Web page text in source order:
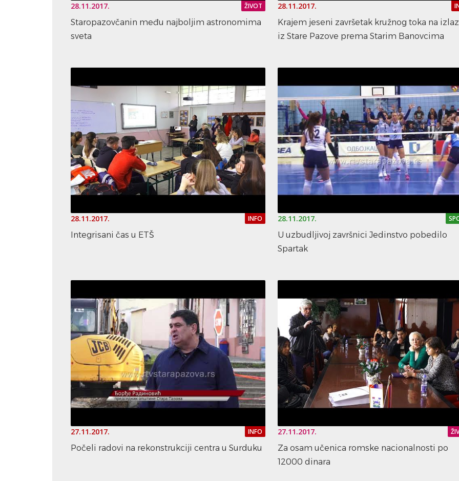
28.11.2017. ŽIVOT
Staropazovčanin među najboljim astronomima
sveta
28.11.2017.
Krajem jeseni završetak kružnog toka na
iz Stare Pazove prema Starim Banovcima
28.11.2017. INFO
Integrisani čas u ETŠ
28.11.2017.
U uzbudljivoj završnici Jedinstvo pobedilo
Spartak
27.11.2017. INFO
Počeli radovi na rekonstrukciji centra u Surduku
27.11.2017.
Za osam učenica romske nacionalnosti po
12000 dinara